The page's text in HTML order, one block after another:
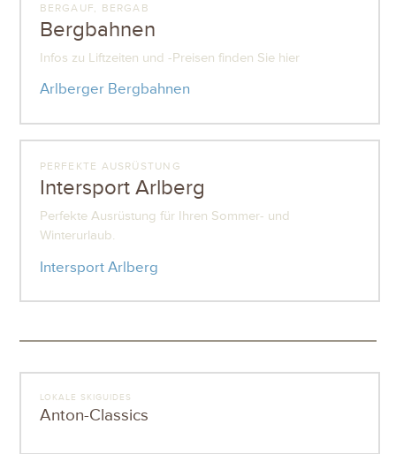
BERGAUF, BERGAB
Bergbahnen
Infos zu Liftzeiten und -Preisen finden Sie hier
Arlberger Bergbahnen
PERFEKTE AUSRÜSTUNG
Intersport Arlberg
Perfekte Ausrüstung für Ihren Sommer- und
Winterurlaub.
Intersport Arlberg
LOKALE SKIGUIDES
Anton-Classics